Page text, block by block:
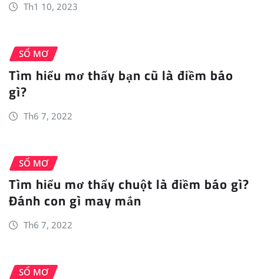
Th1 10, 2023
SỔ MƠ
Tìm hiểu mơ thấy bạn cũ là điềm báo
gì?
Th6 7, 2022
SỔ MƠ
Tìm hiểu mơ thấy chuột là điềm báo gì?
Đánh con gì may mắn
Th6 7, 2022
SỔ MƠ